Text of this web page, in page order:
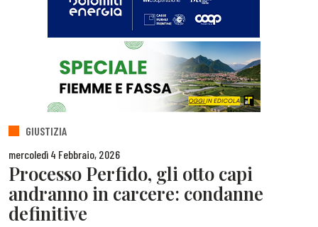
GIUSTIZIA
mercoledì 4 Febbraio, 2026
Processo Perfido, gli otto capi
andranno in carcere: condanne
definitive